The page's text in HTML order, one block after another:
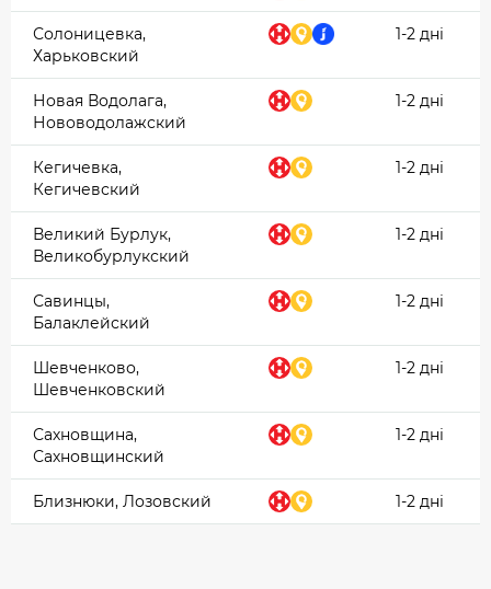
Солоницевка,
Харьковский
1-2 дні
Новая Водолага,
Нововодолажский
1-2 дні
Кегичевка,
Кегичевский
1-2 дні
Великий Бурлук,
Великобурлукский
1-2 дні
Савинцы,
Балаклейский
1-2 дні
Шевченково,
Шевченковский
1-2 дні
Сахновщина,
Сахновщинский
1-2 дні
Близнюки, Лозовский 1-2 дні